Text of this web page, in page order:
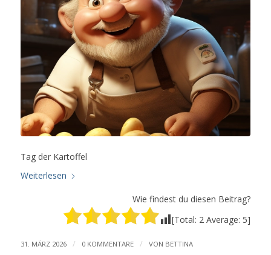
Tag der Kartoffel
Weiterlesen
Wie findest du diesen Beitrag?
[Total: 2 Average: 5]
31. MÄRZ 2026 / 0 KOMMENTARE / VON BETTINA